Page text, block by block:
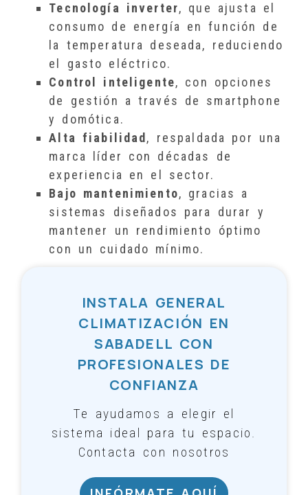
Tecnología inverter, que ajusta el
consumo de energía en función de
la temperatura deseada, reduciendo
el gasto eléctrico.
Control inteligente, con opciones
de gestión a través de smartphone
y domótica.
Alta fiabilidad , respaldada por una
marca líder con décadas de
experiencia en el sector.
Bajo mantenimiento, gracias a
sistemas diseñados para durar y
mantener un rendimiento óptimo
con un cuidado mínimo.
INSTALA GENERAL
CLIMATIZACIÓN EN
SABADELL CON
PROFESIONALES DE
CONFIANZA
Te ayudamos a elegir el
sistema ideal para tu espacio.
Contacta con nosotros